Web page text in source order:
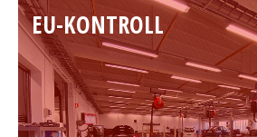
EU-KONTROLL